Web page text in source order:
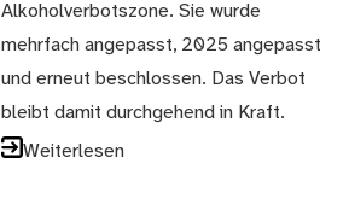
Alkoholverbotszone. Sie wurde
mehrfach angepasst, 2025 angepasst
und erneut beschlossen. Das Verbot
bleibt damit durchgehend in Kraft.
Weiterlesen